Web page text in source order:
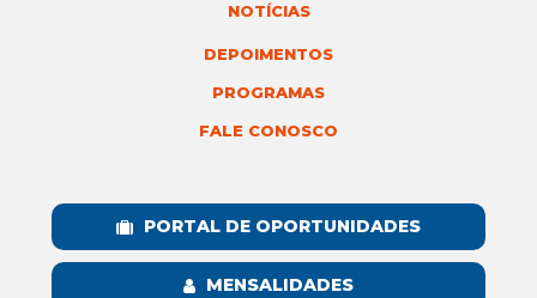
NOTÍCIAS
DEPOIMENTOS
PROGRAMAS
FALE CONOSCO
PORTAL DE OPORTUNIDADES
MENSALIDADES